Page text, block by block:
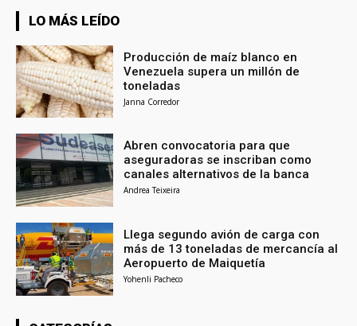
LO MÁS LEÍDO
Producción de maíz blanco en
Venezuela supera un millón de
toneladas
Janna Corredor
Abren convocatoria para que
aseguradoras se inscriban como
canales alternativos de la banca
Andrea Teixeira
Llega segundo avión de carga con
más de 13 toneladas de mercancía al
Aeropuerto de Maiquetía
Yohenli Pacheco